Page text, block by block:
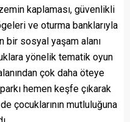
kaplaması, güvenlikli
ve oturma banklarıyla
bir sosyal yaşam alanı
yönelik tematik oyun
çok daha öteye
hemen keşfe çıkarak
çocuklarının mutluluğuna